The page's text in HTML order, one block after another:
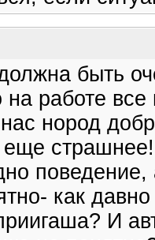
быть
на работе
нород
поведение,
как
И